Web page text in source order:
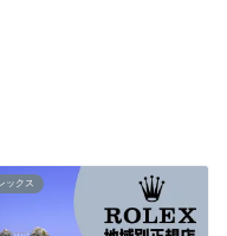
ックス